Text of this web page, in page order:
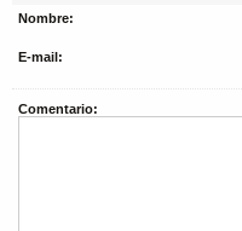
Nombre:
E-mail:
Comentario: